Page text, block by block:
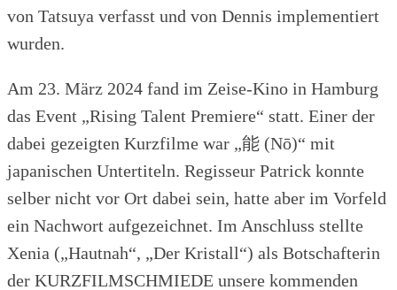
von Tatsuya verfasst und von Dennis implementiert
wurden.
Am 23. März 2024 fand im Zeise-Kino in Hamburg
das Event „Rising Talent Premiere“ statt. Einer der
dabei gezeigten Kurzfilme war „能 (Nō)“ mit
japanischen Untertiteln. Regisseur Patrick konnte
selber nicht vor Ort dabei sein, hatte aber im Vorfeld
ein Nachwort aufgezeichnet. Im Anschluss stellte
Xenia („Hautnah“, „Der Kristall“) als Botschafterin
der KURZFILMSCHMIEDE unsere kommenden